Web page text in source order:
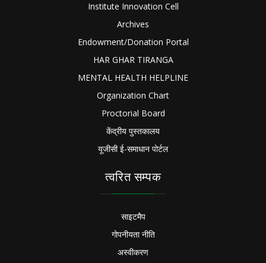
Institute Innovation Cell
Archives
Endowment/Donation Portal
HAR GHAR TIRANGA
MENTAL HEALTH HELPLINE
Organization Chart
Proctorial Board
केंद्रीय पुस्तकालय
यूजीसी ई-समाधान पोर्टल
त्वरित सम्पक
साइटमैप
गोपनीयता नीति
अस्वीकरण